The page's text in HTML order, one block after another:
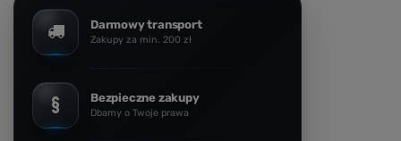
Darmowy transport
Zakupy za min. 200 zł
Bezpieczne zakupy
Dbamy o Twoje prawa